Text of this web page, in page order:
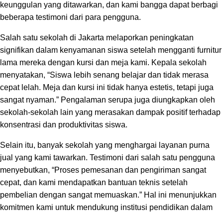
keunggulan yang ditawarkan, dan kami bangga dapat berbagi
beberapa testimoni dari para pengguna.
Salah satu sekolah di Jakarta melaporkan peningkatan
signifikan dalam kenyamanan siswa setelah mengganti furnitur
lama mereka dengan kursi dan meja kami. Kepala sekolah
menyatakan, “Siswa lebih senang belajar dan tidak merasa
cepat lelah. Meja dan kursi ini tidak hanya estetis, tetapi juga
sangat nyaman.” Pengalaman serupa juga diungkapkan oleh
sekolah-sekolah lain yang merasakan dampak positif terhadap
konsentrasi dan produktivitas siswa.
Selain itu, banyak sekolah yang menghargai layanan purna
jual yang kami tawarkan. Testimoni dari salah satu pengguna
menyebutkan, “Proses pemesanan dan pengiriman sangat
cepat, dan kami mendapatkan bantuan teknis setelah
pembelian dengan sangat memuaskan.” Hal ini menunjukkan
komitmen kami untuk mendukung institusi pendidikan dalam